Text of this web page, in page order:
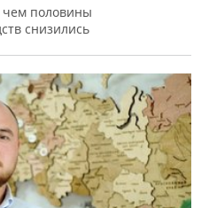
чем половины
снизились